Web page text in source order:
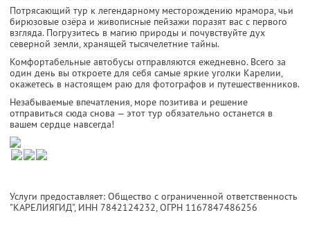
Потрясающий тур к легендарному месторождению мрамора, чьи
бирюзовые озёра и живописные пейзажи поразят вас с первого
взгляда. Погрузитесь в магию природы и почувствуйте дух
северной земли, хранящей тысячелетние тайны.
Комфортабельные автобусы отправляются ежедневно. Всего за
один день вы откроете для себя самые яркие уголки Карелии,
окажетесь в настоящем раю для фотографов и путешественников.
Незабываемые впечатления, море позитива и решение
отправиться сюда снова — этот тур обязательно останется в
вашем сердце навсегда!
Услуги предоставляет: Общество с ограниченной ответственность
"КАРЕЛИЯГИД", ИНН 7842124232, ОГРН 1167847486256